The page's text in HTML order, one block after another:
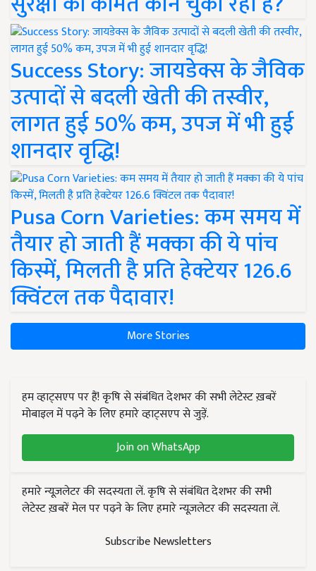
Success Story: जायडेक्स के जैविक
उत्पादों से बदली खेती की तस्वीर,
लागत हुई 50% कम, उपज में भी हुई
शानदार वृद्धि!
Pusa Corn Varieties: कम समय में
तैयार हो जाती हैं मक्का की ये पांच
किस्में, मिलती है प्रति हेक्टेयर 126.6
क्विंटल तक पैदावार!
More Stories
हम व्हाट्सएप पर हैं! कृषि से संबंधित देशभर की सभी लेटेस्ट ख़बरें
मोबाइल में पढ़ने के लिए हमारे व्हाट्सएप से जुड़ें.
Join on WhatsApp
हमारे न्यूज़लेटर की सदस्यता लें. कृषि से संबंधित देशभर की सभी
लेटेस्ट ख़बरें मेल पर पढ़ने के लिए हमारे न्यूज़लेटर की सदस्यता लें.
Subscribe Newsletters